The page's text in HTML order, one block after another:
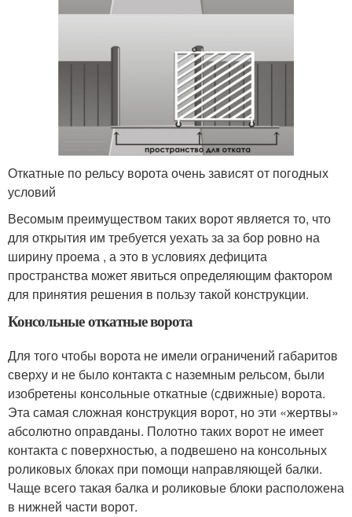
Откатные по рельсу ворота очень зависят от погодных
условий
Весомым преимуществом таких ворот является то, что
для открытия им требуется уехать за за бор ровно на
ширину проема , а это в условиях дефицита
пространства может явиться определяющим фактором
для принятия решения в пользу такой конструкции.
Консольные откатные ворота
Для того чтобы ворота не имели ограничений габаритов
сверху и не было контакта с наземным рельсом, были
изобретены консольные откатные (сдвижные) ворота.
Эта самая сложная конструкция ворот, но эти «жертвы»
абсолютно оправданы. Полотно таких ворот не имеет
контакта с поверхностью, а подвешено на консольных
роликовых блоках при помощи направляющей балки.
Чаще всего такая балка и роликовые блоки расположена
в нижней части ворот.